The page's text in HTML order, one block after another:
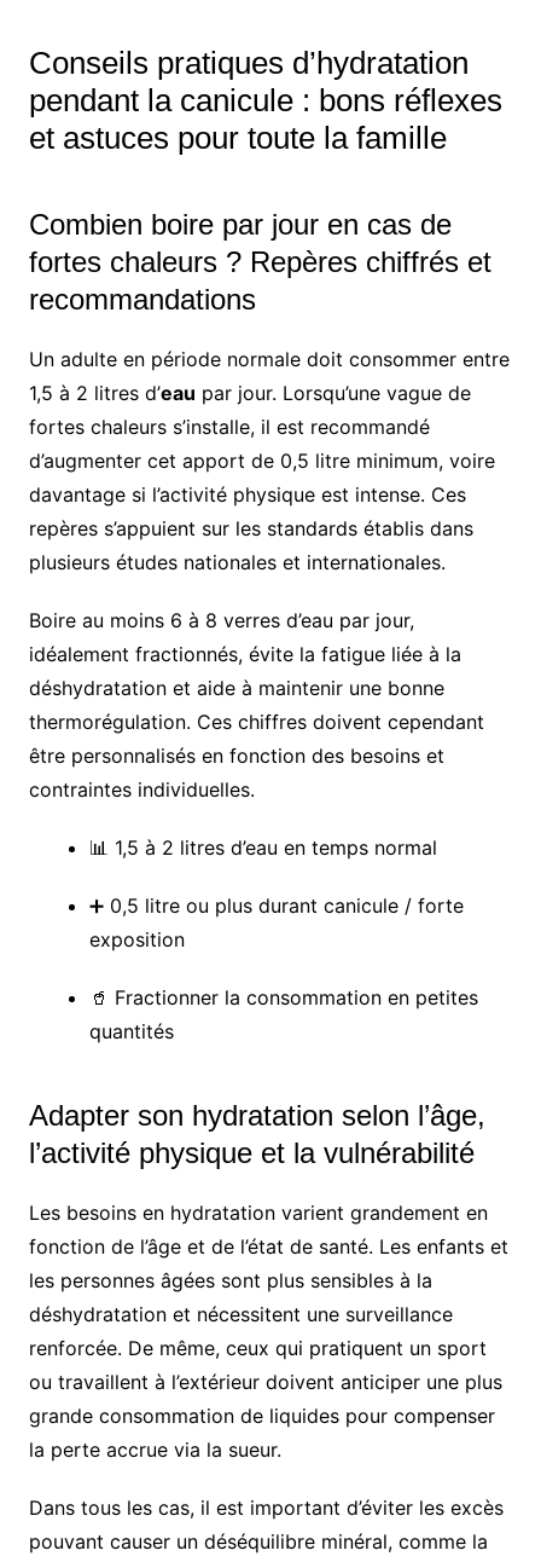
Conseils pratiques d’hydratation
pendant la canicule : bons réflexes
et astuces pour toute la famille
Combien boire par jour en cas de
fortes chaleurs ? Repères chiffrés et
recommandations
Un adulte en période normale doit consommer entre
1,5 à 2 litres d’eau par jour. Lorsqu’une vague de
fortes chaleurs s’installe, il est recommandé
d’augmenter cet apport de 0,5 litre minimum, voire
davantage si l’activité physique est intense. Ces
repères s’appuient sur les standards établis dans
plusieurs études nationales et internationales.
Boire au moins 6 à 8 verres d’eau par jour,
idéalement fractionnés, évite la fatigue liée à la
déshydratation et aide à maintenir une bonne
thermorégulation. Ces chiffres doivent cependant
être personnalisés en fonction des besoins et
contraintes individuelles.
📊 1,5 à 2 litres d’eau en temps normal
➕ 0,5 litre ou plus durant canicule / forte
exposition
🥤 Fractionner la consommation en petites
quantités
Adapter son hydratation selon l’âge,
l’activité physique et la vulnérabilité
Les besoins en hydratation varient grandement en
fonction de l’âge et de l’état de santé. Les enfants et
les personnes âgées sont plus sensibles à la
déshydratation et nécessitent une surveillance
renforcée. De même, ceux qui pratiquent un sport
ou travaillent à l’extérieur doivent anticiper une plus
grande consommation de liquides pour compenser
la perte accrue via la sueur.
Dans tous les cas, il est important d’éviter les excès
pouvant causer un déséquilibre minéral, comme la